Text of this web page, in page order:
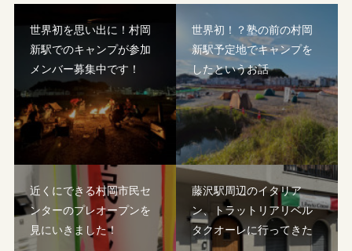
世界初を思い出に！村岡
新駅でのキャンプが参加
メンバー募集中です！
世界初！？塾の前の村岡
新駅予定地でキャンプを
したというお話
近くにできる村岡市民セ
ンターのプレオープンを
見にいきました！
藤沢駅周辺のイタリア
ン、トラットリアリベル
タクオーレに行ってきた